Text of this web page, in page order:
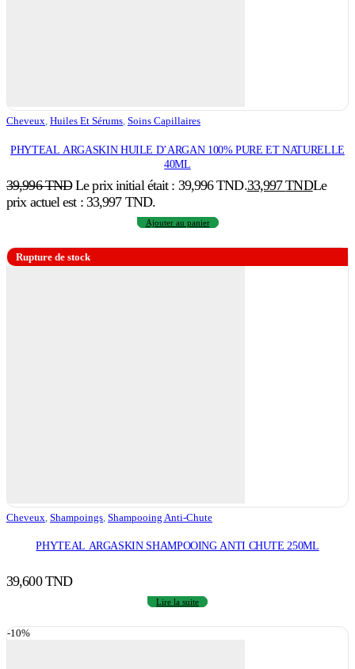
Cheveux, Huiles Et Sérums, Soins Capillaires
PHYTEAL ARGASKIN HUILE D’ARGAN 100% PURE ET NATURELLE
40ML
39,996TND Le prix initial était : 39,996 TND.33,997TNDLe
prix actuel est : 33,997 TND.
Ajouter au panier
Rupture de stock
Cheveux Shampoings Shampooing Anti-Chute
PHYTEAL ARGASKIN SHAMPOOING ANTI CHUTE 250ML
39,600TND
Lire la suite
-10%